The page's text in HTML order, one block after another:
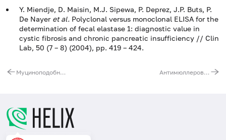
Y. Miendje, D. Maisin, M.J. Sipewa, P. Deprez, J.P. Buts, P.
De Nayer et al. Polyclonal versus monoclonal ELISA for the
determination of fecal elastase 1: diagnostic value in
cystic fibrosis and chronic pancreatic insufficiency // Clin
Lab, 50 (7 – 8) (2004), pp. 419 – 424.
Муциноподобный рако-ассоциированный антиген (MCA) Антимюллеровский гормон